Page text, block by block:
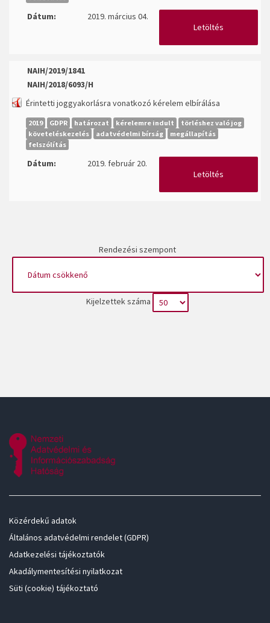
Dátum:
2019. március 04.
Letöltés
NAIH/2019/1841
NAIH/2018/6093/H
Érintetti joggyakorlásra vonatkozó kérelem elbírálása
2019 GDPR határozat kérelemre indult
törléshez való jog
követeléskezelés
adatvédelmi bírság
megállapítás
felszólítás
Dátum:
2019. február 20.
Letöltés
Rendezési szempont
Kijelzettek száma
Közérdekű adatok
Általános adatvédelmi rendelet (GDPR)
Adatkezelési tájékoztatók
Akadálymentesítési nyilatkozat
Süti (cookie) tájékoztató